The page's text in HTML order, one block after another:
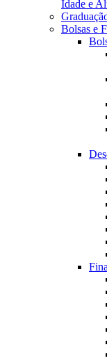
Idade e
Bolsas e